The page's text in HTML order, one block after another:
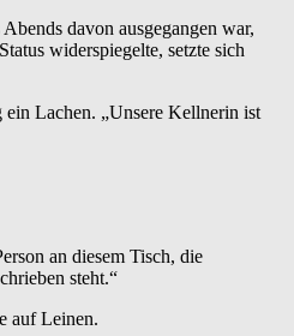
davon ausgegangen war,
widerspiegelte, setzte sich
ein Lachen. „Unsere Kellnerin ist
an diesem Tisch, die
steht.“
auf Leinen.